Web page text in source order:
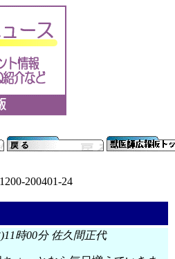
200401-24
時00分 佐久間正代